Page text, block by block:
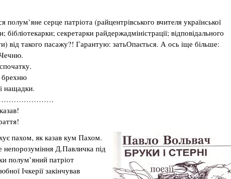
полум’яне серце патріота (райцентрівського вчителя української
бібліотекарки; секретарки райдержадміністрації; відповідального
від такого пасажу?! Гарантую: затьОпається. А ось іще більше:
брехню
нащадки.
пахом, як казав кум Пахом.
непорозуміння Д.Павличка під
полум’яний патріот
Ічкерії закінчував